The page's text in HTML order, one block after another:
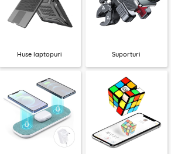
Huse laptopuri Suporturi